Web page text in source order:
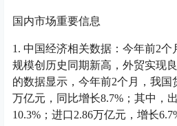
国内市场重要信息
1. 中国经济相关数据：今年前2
规模创历史同期新高，外贸实现
的数据显示，今年前2个月，我国
万亿元，同比增长8.7%；其中，
10.3%；进口2.86万亿元，增长